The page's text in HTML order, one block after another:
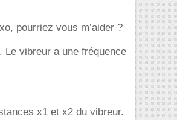
pourriez vous m’aider ?
Le vibreur a une fréquence
x1 et x2 du vibreur.